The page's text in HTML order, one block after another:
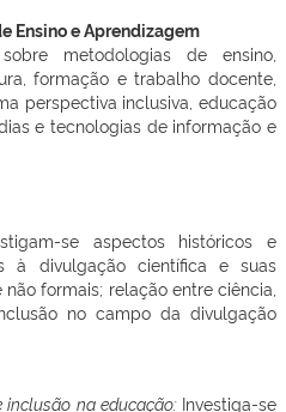
Ensino e Aprendizagem
metodologias de ensino,
formação e trabalho docente,
perspectiva inclusiva, educação
e tecnologias de informação e
se aspectos históricos e
à divulgação científica e suas
formais; relação entre ciência,
no campo da divulgação
inclusão na educação: Investiga-se